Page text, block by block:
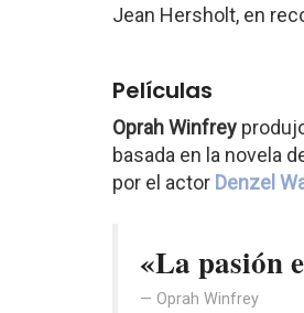
Jean Hersholt, en
Películas
Oprah Winfrey
basada en la novela
por el actor Denzel
«La pasión
Oprah Winfrey